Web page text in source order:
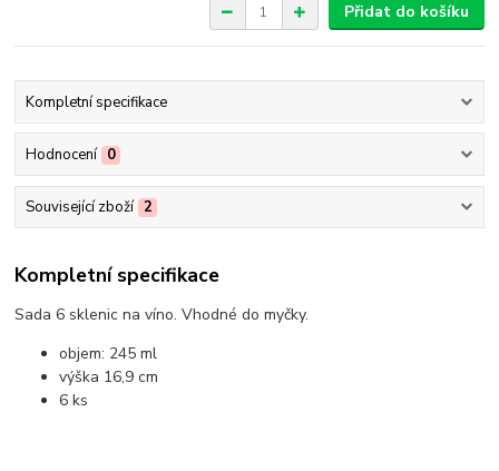
Přidat do košíku
Kompletní specifikace
Hodnocení 0
Související zboží 2
Kompletní specifikace
Sada 6 sklenic na víno. Vhodné do myčky.
objem: 245 ml
výška 16,9 cm
6 ks